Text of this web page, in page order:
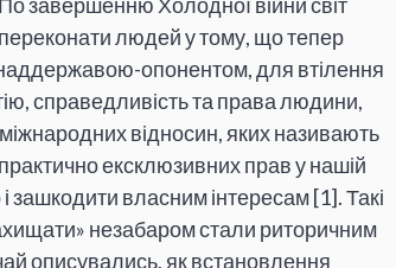
людей у тому, що тепер
наддержавою-опонентом, для втілення
справедливість та права людини,
відносин, яких називають
ексклюзивних прав у нашій
зашкодити власним інтересам [1]. Такі
незабаром стали риторичним
описувались, як встановлення